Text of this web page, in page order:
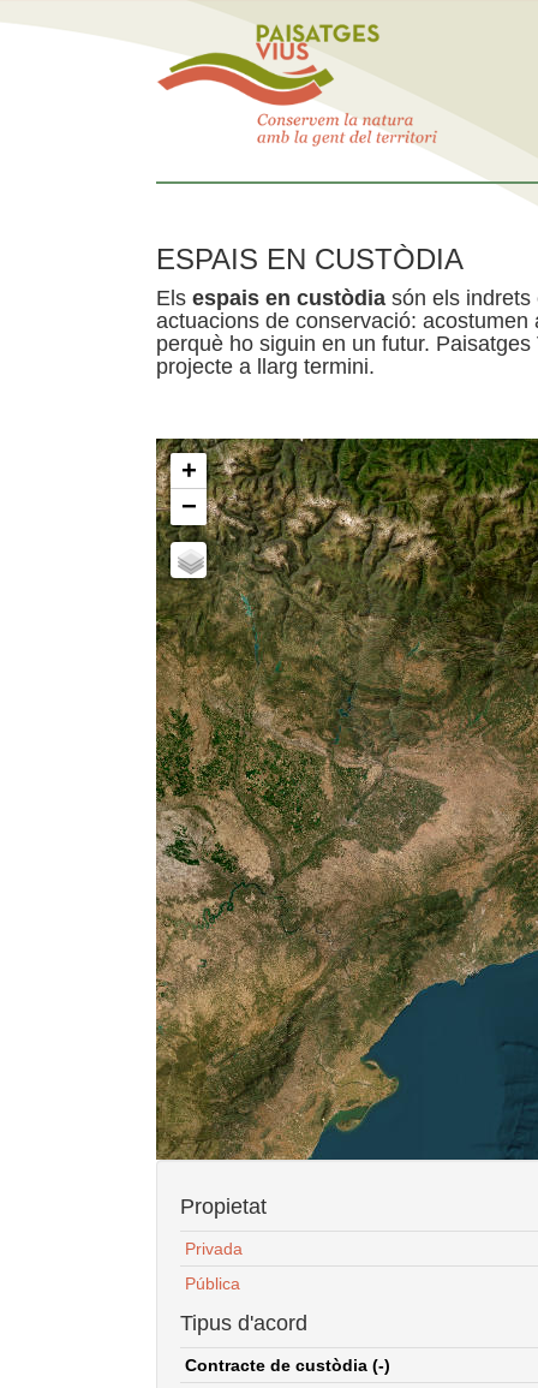
ESPAIS EN CUSTÒDIA
Els espais en custòdia són els indrets
actuacions de conservació:
perquè ho siguin en un futur.
projecte a llarg termini.
+
−
Propietat
Privada
Pública
Tipus d'acord
Contracte de custòdia (-)